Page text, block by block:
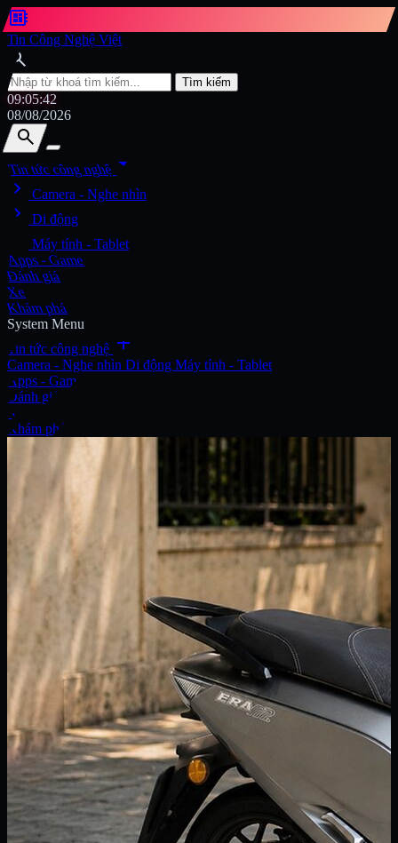
developer_board
Tin Công Nghệ Việt
search
Tìm kiếm
09:05:44
08/08/2026
search
search
Tin tức công nghệarrow_drop_down
chevron_right
Camera - Nghe nhìn
chevron_right Di động
Máy tính - Tablet
Apps - Game
Đánh giá
Xe
Khám phá
System Menu
Tin tức công nghệ add
Camera - Nghe nhìn Di động Máy tính - Tablet
Apps - Game
Đánh giá
Xe
Khám phá